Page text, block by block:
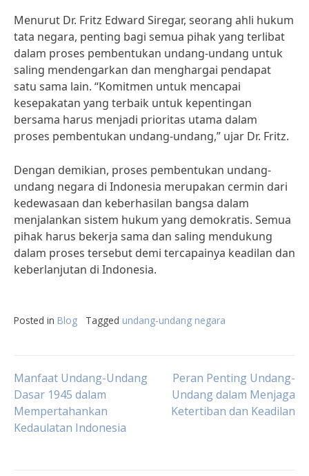
Menurut Dr. Fritz Edward Siregar, seorang ahli hukum
tata negara, penting bagi semua pihak yang terlibat
dalam proses pembentukan undang-undang untuk
saling mendengarkan dan menghargai pendapat
satu sama lain. “Komitmen untuk mencapai
kesepakatan yang terbaik untuk kepentingan
bersama harus menjadi prioritas utama dalam
proses pembentukan undang-undang,” ujar Dr. Fritz.
Dengan demikian, proses pembentukan undang-
undang negara di Indonesia merupakan cermin dari
kedewasaan dan keberhasilan bangsa dalam
menjalankan sistem hukum yang demokratis. Semua
pihak harus bekerja sama dan saling mendukung
dalam proses tersebut demi tercapainya keadilan dan
keberlanjutan di Indonesia.
Posted in Blog Tagged undang-undang negara
Post
navigation
Manfaat Undang-Undang
Dasar 1945 dalam
Mempertahankan
Kedaulatan Indonesia
Peran Penting Undang-
Undang dalam Menjaga
Ketertiban dan Keadilan